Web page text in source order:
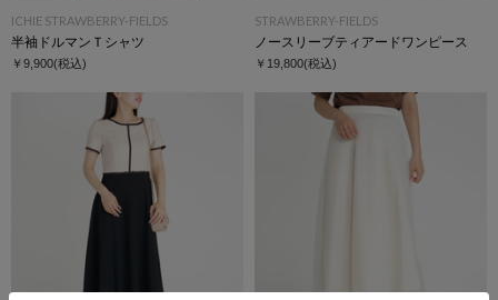
ICHIE STRAWBERRY-FIELDS
半袖ドルマンＴシャツ
￥9,900(税込)
STRAWBERRY-FIELDS
ノースリーブティアードワンピース
￥19,800(税込)